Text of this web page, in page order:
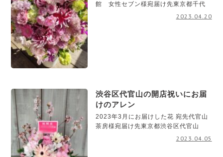
館 女性セブン様宛届け先東京都千代
2023.04.20
渋谷区代官山の開店祝いにお届
けのアレン
2023年3月にお届けした花 宛先代官山
茶房様宛届け先東京都渋谷区代官山
2023.04.05